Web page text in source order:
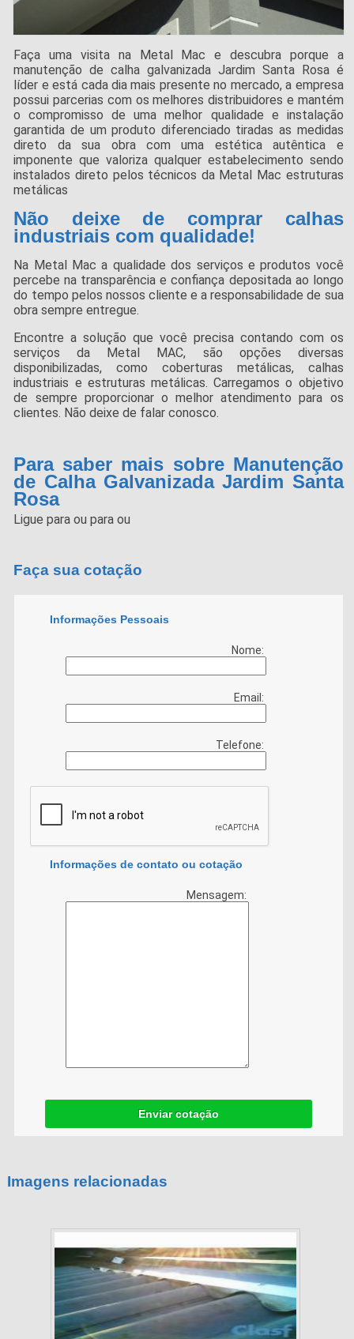
Faça uma visita na Metal Mac e descubra porque a
manutenção de calha galvanizada Jardim Santa Rosa é
líder e está cada dia mais presente no mercado, a empresa
possui parcerias com os melhores distribuidores e mantém
o compromisso de uma melhor qualidade e instalação
garantida de um produto diferenciado tiradas as medidas
direto da sua obra com uma estética autêntica e
imponente que valoriza qualquer estabelecimento sendo
instalados direto pelos técnicos da Metal Mac estruturas
metálicas
Não deixe de comprar calhas
industriais com qualidade!
Na Metal Mac a qualidade dos serviços e produtos você
percebe na transparência e confiança depositada ao longo
do tempo pelos nossos cliente e a responsabilidade de sua
obra sempre entregue.
Encontre a solução que você precisa contando com os
serviços da Metal MAC, são opções diversas
disponibilizadas, como coberturas metálicas, calhas
industriais e estruturas metálicas. Carregamos o objetivo
de sempre proporcionar o melhor atendimento para os
clientes. Não deixe de falar conosco.
Para saber mais sobre Manutenção
de Calha Galvanizada Jardim Santa
Rosa
Ligue paraou paraou
Faça sua cotação
Informações Pessoais
Nome:
Email:
Telefone:
Informações de contato ou cotação
Mensagem:
Enviar cotação
Imagens relacionadas